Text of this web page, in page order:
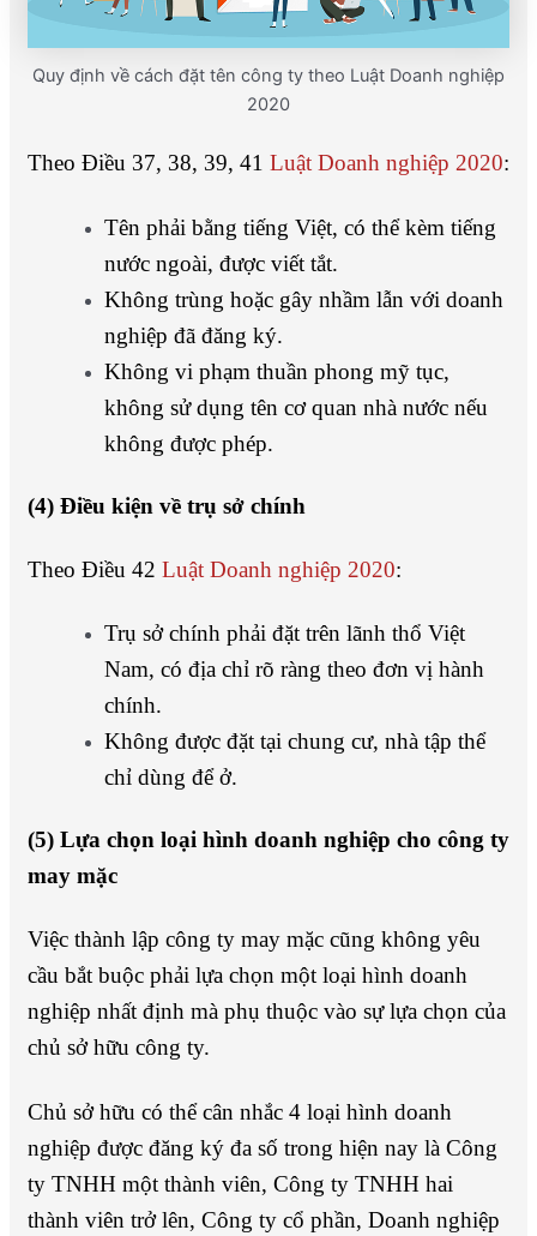
Quy định về cách đặt tên công ty theo Luật Doanh nghiệp
2020
Theo Điều 37, 38, 39, 41 Luật Doanh nghiệp 2020:
Tên phải bằng tiếng Việt, có thể kèm tiếng
nước ngoài, được viết tắt.
Không trùng hoặc gây nhầm lẫn với doanh
nghiệp đã đăng ký.
Không vi phạm thuần phong mỹ tục,
không sử dụng tên cơ quan nhà nước nếu
không được phép.
(4) Điều kiện về trụ sở chính
Theo Điều 42 Luật Doanh nghiệp 2020:
Trụ sở chính phải đặt trên lãnh thổ Việt
Nam, có địa chỉ rõ ràng theo đơn vị hành
chính.
Không được đặt tại chung cư, nhà tập thể
chỉ dùng để ở.
(5) Lựa chọn loại hình doanh nghiệp cho công ty
may mặc
Việc thành lập công ty may mặc cũng không yêu
cầu bắt buộc phải lựa chọn một loại hình doanh
nghiệp nhất định mà phụ thuộc vào sự lựa chọn của
chủ sở hữu công ty.
Chủ sở hữu có thể cân nhắc 4 loại hình doanh
nghiệp được đăng ký đa số trong hiện nay là Công
ty TNHH một thành viên, Công ty TNHH hai
thành viên trở lên, Công ty cổ phần, Doanh nghiệp